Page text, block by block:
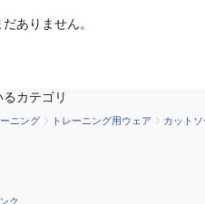
ありません。
カテゴリ
ニング トレーニング用ウェア カットソ